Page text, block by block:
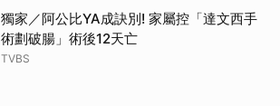
獨家／阿公比YA成訣別! 家屬控「達文西手
術劃破腸」術後12天亡
TVBS